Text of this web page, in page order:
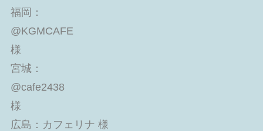
福岡：
@KGMCAFE
様
宮城：
@cafe2438
様
広島：カフェリナ 様